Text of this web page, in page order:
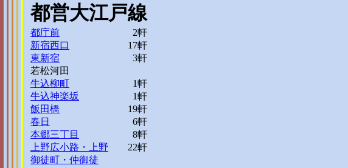
都営大江戸線
都庁前
2軒
新宿西口
17軒
東新宿
3軒
若松河田
牛込柳町
1軒
牛込神楽坂
1軒
飯田橋
19軒
春日
6軒
本郷三丁目
8軒
上野広小路・上野
御徒町・仲御徒
22軒